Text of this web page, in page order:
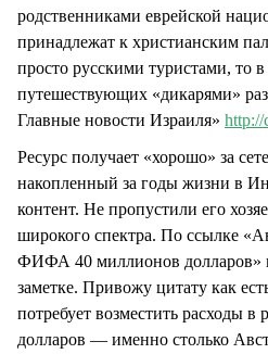
родственниками еврейской
принадлежат к христианским
просто русскими туристами, то
путешествующих «дикарями»
Главные новости Израиля» http://
Ресурс получает «хорошо» за
накопленный за годы жизни в
контент. Не пропустили его
широкого спектра. По ссылке
ФИФА 40 миллионов долларов»
заметке. Привожу цитату как
потребует возместить расходы в
долларов — именно столько